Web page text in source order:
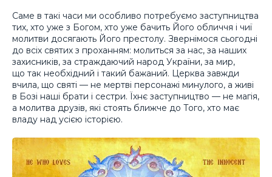
Саме в такі часи ми особливо потребуємо заступництва
тих, хто уже з Богом, хто уже бачить Його обличчя і чиї
молитви досягають Його престолу. Звернімося сьогодні
до всіх святих з проханням: молиться за нас, за наших
захисників, за страждаючий народ України, за мир,
що так необхідний і такий бажаний. Церква завжди
вчила, що святі — не мертві персонажі минулого, а живі
в Бозі наші брати і сестри. Їхнє заступництво — не магія,
а молитва друзів, які стоять ближче до Того, хто має
владу над усією історією.